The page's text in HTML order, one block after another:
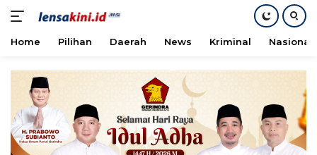
konten
Home Pilihan Daerah News Kriminal Nasional